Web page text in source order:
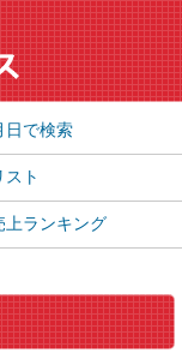
日で検索
スト
上ランキング